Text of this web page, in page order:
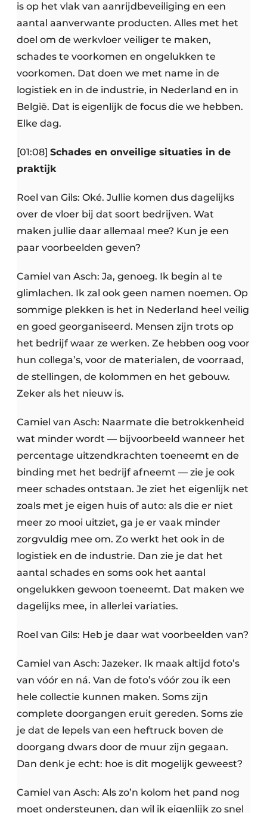
is op het vlak van aanrijdbeveiliging en een
aantal aanverwante producten. Alles met het
doel om de werkvloer veiliger te maken,
schades te voorkomen en ongelukken te
voorkomen. Dat doen we met name in de
logistiek en in de industrie, in Nederland en in
België. Dat is eigenlijk de focus die we hebben.
Elke dag.
[01:08] Schades en onveilige situaties in de
praktijk
Roel van Gils: Oké. Jullie komen dus dagelijks
over de vloer bij dat soort bedrijven. Wat
maken jullie daar allemaal mee? Kun je een
paar voorbeelden geven?
Camiel van Asch: Ja, genoeg. Ik begin al te
glimlachen. Ik zal ook geen namen noemen. Op
sommige plekken is het in Nederland heel veilig
en goed georganiseerd. Mensen zijn trots op
het bedrijf waar ze werken. Ze hebben oog voor
hun collega’s, voor de materialen, de voorraad,
de stellingen, de kolommen en het gebouw.
Zeker als het nieuw is.
Camiel van Asch: Naarmate die betrokkenheid
wat minder wordt — bijvoorbeeld wanneer het
percentage uitzendkrachten toeneemt en de
binding met het bedrijf afneemt — zie je ook
meer schades ontstaan. Je ziet het eigenlijk net
zoals met je eigen huis of auto: als die er niet
meer zo mooi uitziet, ga je er vaak minder
zorgvuldig mee om. Zo werkt het ook in de
logistiek en de industrie. Dan zie je dat het
aantal schades en soms ook het aantal
ongelukken gewoon toeneemt. Dat maken we
dagelijks mee, in allerlei variaties.
Roel van Gils: Heb je daar wat voorbeelden van?
Camiel van Asch: Jazeker. Ik maak altijd foto’s
van vóór en ná. Van de foto’s vóór zou ik een
hele collectie kunnen maken. Soms zijn
complete doorgangen eruit gereden. Soms zie
je dat de lepels van een heftruck boven de
doorgang dwars door de muur zijn gegaan.
Dan denk je echt: hoe is dit mogelijk geweest?
Camiel van Asch: Als zo’n kolom het pand nog
moet ondersteunen, dan wil ik eigenlijk zo snel